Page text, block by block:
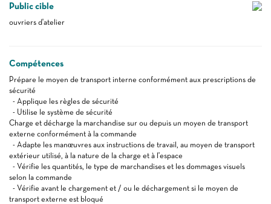
Public cible
ouvriers d'atelier
Compétences
Prépare le moyen de transport interne conformément aux prescriptions de
sécurité
- Applique les règles de sécurité
- Utilise le système de sécurité
Charge et décharge la marchandise sur ou depuis un moyen de transport
externe conformément à la commande
- Adapte les manœuvres aux instructions de travail, au moyen de transport
extérieur utilisé, à la nature de la charge et à l'espace
- Vérifie les quantités, le type de marchandises et les dommages visuels
selon la commande
- Vérifie avant le chargement et / ou le déchargement si le moyen de
transport externe est bloqué